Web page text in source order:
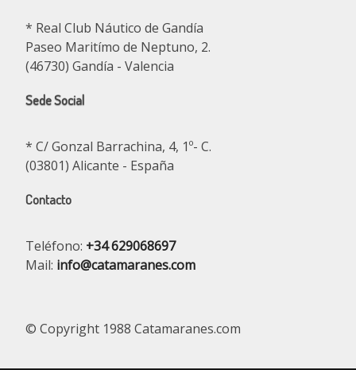
* Real Club Náutico de Gandía
Paseo Maritímo de Neptuno, 2.
(46730) Gandía - Valencia
Sede Social
* C/ Gonzal Barrachina, 4, 1º- C.
(03801) Alicante - España
Contacto
Teléfono: +34 629068697
Mail: info@catamaranes.com
© Copyright 1988 Catamaranes.com